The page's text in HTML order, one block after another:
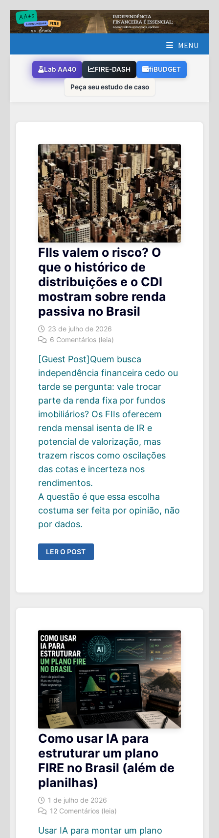
Skip
to
MENU
Lab AA40 FIRE-DASH fiBUDGET
Peça seu estudo de caso
FIIs valem o risco? O
que o histórico de
distribuições e o CDI
mostram sobre renda
passiva no Brasil
23 de julho de 2026
6 Comentários (leia)
[Guest Post]Quem busca
independência financeira cedo ou
tarde se pergunta: vale trocar
parte da renda fixa por fundos
imobiliários? Os FIIs oferecem
renda mensal isenta de IR e
potencial de valorização, mas
trazem riscos como oscilações
das cotas e incerteza nos
rendimentos.
A questão é que essa escolha
costuma ser feita por opinião, não
por dados.
FIIS
VALEM
O
HISTÓRICO
DISTRIBUIÇÕES
CDI
MOSTRAM
SOBRE
RENDA
PASSIVA
NO
BRASIL
LER O POST
Como usar IA para
estruturar um plano
FIRE no Brasil (além de
planilhas)
1 de julho de 2026
12 Comentários (leia)
Usar IA para montar um plano